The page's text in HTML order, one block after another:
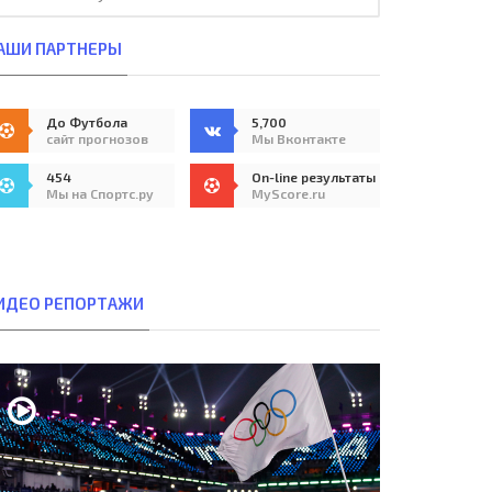
ПАРТНЕРЫ
До Футбола
сайт прогнозов
5,700
Мы Вконтакте
454
Мы на Спортс.ру
On-line результаты
MyScore.ru
РЕПОРТАЖИ